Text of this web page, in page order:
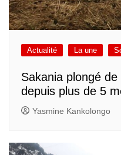
Actualité La une
Sakania plongé
depuis plus de 5
Yasmine Kankolongo